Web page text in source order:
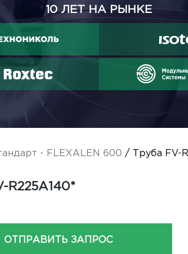
10 ЛЕТ НА РЫНКЕ
- FLEXALEN 600 / Труба FV-
R225A140*
ОТПРАВИТЬ ЗАПРОС